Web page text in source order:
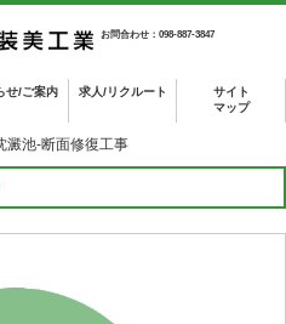
お問合わせ：098-887-3847
せ/ご案内 求人/リクルート
サイト
マップ
澱池-断面修復工事